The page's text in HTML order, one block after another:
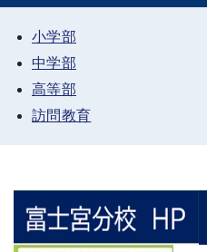
小学部
中学部
高等部
訪問教育